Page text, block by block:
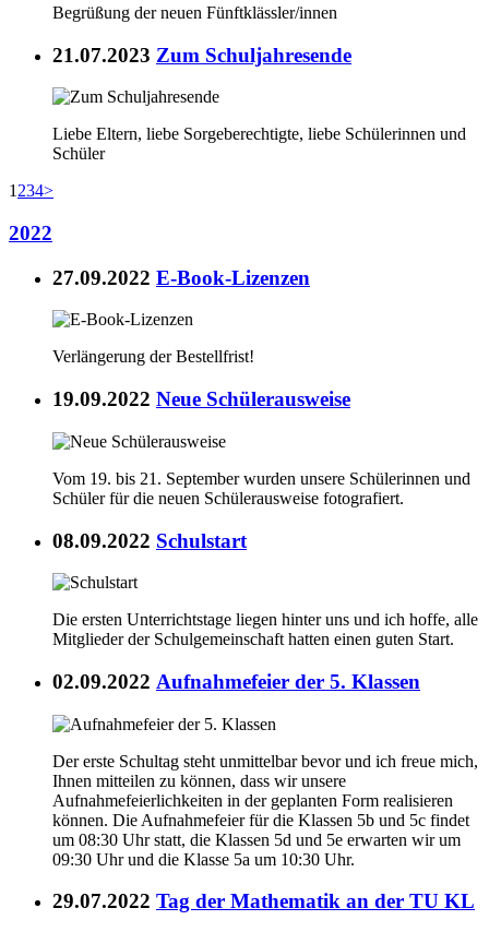
Begrüßung der neuen Fünftklässler/innen
21.07.2023 Zum Schuljahresende
Liebe Eltern, liebe Sorgeberechtigte, liebe Schülerinnen und
Schüler
1 234>
2022
27.09.2022 E-Book-Lizenzen
Verlängerung der Bestellfrist!
19.09.2022 Neue Schülerausweise
Vom 19. bis 21. September wurden unsere Schülerinnen und
Schüler für die neuen Schülerausweise fotografiert.
08.09.2022 Schulstart
Die ersten Unterrichtstage liegen hinter uns und ich hoffe, alle
Mitglieder der Schulgemeinschaft hatten einen guten Start.
02.09.2022 Aufnahmefeier der 5. Klassen
Der erste Schultag steht unmittelbar bevor und ich freue mich,
Ihnen mitteilen zu können, dass wir unsere
Aufnahmefeierlichkeiten in der geplanten Form realisieren
können. Die Aufnahmefeier für die Klassen 5b und 5c findet
um 08:30 Uhr statt, die Klassen 5d und 5e erwarten wir um
09:30 Uhr und die Klasse 5a um 10:30 Uhr.
29.07.2022 Tag der Mathematik an der TU KL